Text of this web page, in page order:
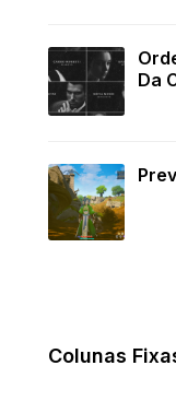
Da
Colunas